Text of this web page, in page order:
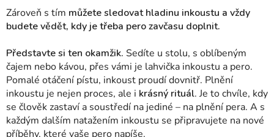
Zároveň s tím můžetesledovat hladinu inkoustu a vždy
budete vědět, kdy je třeba pero zavčasu doplnit.
Představte si ten okamžik. Sedíte u stolu, s oblíbeným
čajem nebo kávou, přes vámi je lahvička inkoustu a pero.
Pomalé otáčení pístu, inkoust proudí dovnitř. Plnění
inkoustu je nejen proces, ale i krásný rituál. Je to chvíle, kdy
se člověk zastaví a soustředí na jediné – na plnění pera. A s
každým dalším natažením inkoustu se připravujete na nové
příběhy, které vaše pero napíše.